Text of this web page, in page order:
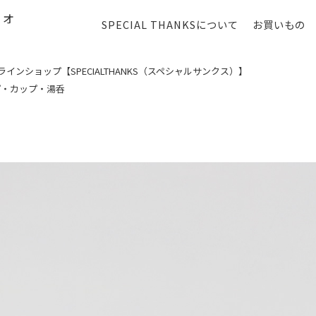
SPECIAL THANKSについて お買いもの
ンショップ【SPECIALTHANKS（スペシャルサンクス）】
カップ・湯呑